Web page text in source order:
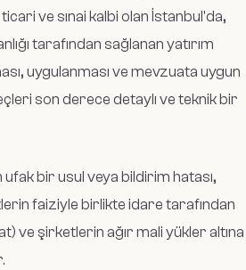
ve sınai kalbi olan İstanbul'da,
tarafından sağlanan yatırım
uygulanması ve mevzuata uygun
son derece detaylı ve teknik bir
bir usul veya bildirim hatası,
faiziyle birlikte idare tarafından
ve şirketlerin ağır mali yükler altına